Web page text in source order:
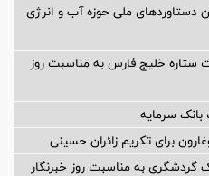
دستاوردهای ملی حوزه آب و انرژی
ستاره خلیج فارس به مناسبت روز
سرمایه
برای تکریم زائران حسینی
گردشگری به مناسبت روز خبرنگار